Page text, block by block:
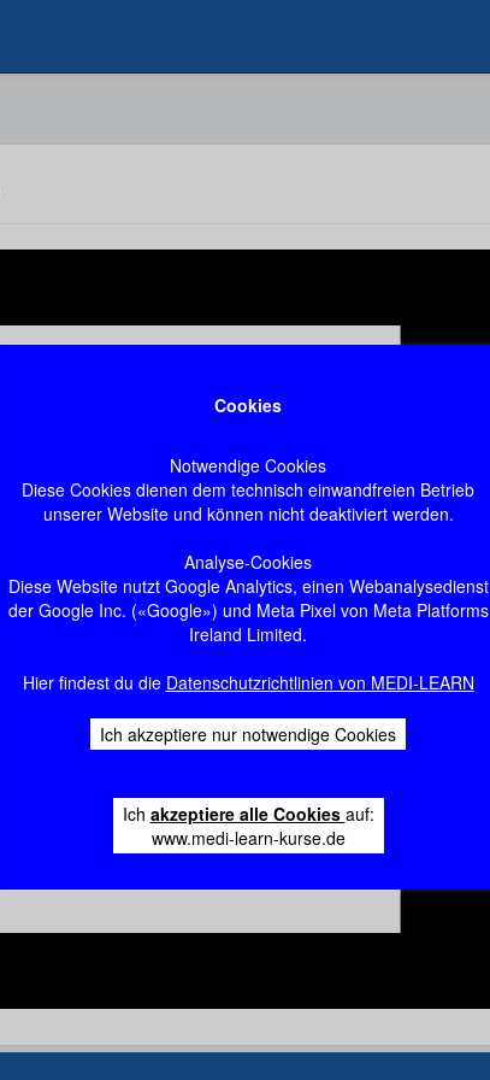
Cookies
Notwendige Cookies
Diese Cookies dienen dem technisch einwandfreien Betrieb
unserer Website und können nicht deaktiviert werden.
Analyse-Cookies
Diese Website nutzt Google Analytics, einen Webanalysedienst
der Google Inc. («Google») und Meta Pixel von Meta Platforms
Ireland Limited.
Hier findest du die Datenschutzrichtlinien von MEDI-LEARN
Ich akzeptiere nur notwendige Cookies
Ich akzeptiere alle Cookies auf:
www.medi-learn-kurse.de